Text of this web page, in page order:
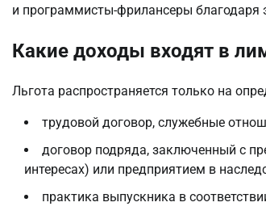
и программисты-фрилансеры благодаря
Какие доходы входят в
Льгота распространяется только на
трудовой договор, служебные
договор подряда, заключенный с
интересах) или предприятием в
практика выпускника в